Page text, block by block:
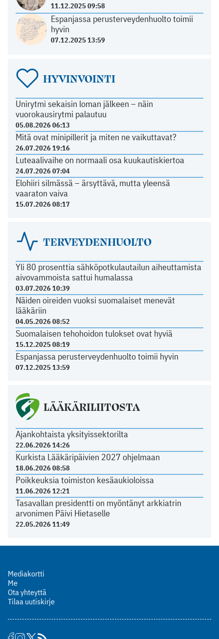
11.12.2025 09:58
Espanjassa perusterveydenhuolto toimii
hyvin
07.12.2025 13:59
HYVINVOINTI
Unirytmi sekaisin loman jälkeen – näin
vuorokausirytmi palautuu
05.08.2026 06:13
Mitä ovat minipillerit ja miten ne vaikuttavat?
26.07.2026 19:16
Luteaalivaihe on normaali osa kuukautiskiertoa
24.07.2026 07:04
Elohiiri silmässä – ärsyttävä, mutta yleensä
vaaraton vaiva
15.07.2026 08:17
TERVEYDENHUOLTO
Yli 80 prosenttia sähköpotkulautailun aiheuttamista
aivovammoista sattui humalassa
03.07.2026 10:39
Näiden oireiden vuoksi suomalaiset menevät
lääkäriin
04.05.2026 08:52
Suomalaisen tehohoidon tulokset ovat hyviä
15.12.2025 08:19
Espanjassa perusterveydenhuolto toimii hyvin
07.12.2025 13:59
LÄÄKÄRILIITOSTA
Ajankohtaista yksityissektorilta
22.06.2026 14:26
Kurkista Lääkäripäivien 2027 ohjelmaan
18.06.2026 08:58
Poikkeuksia toimiston kesäaukioloissa
11.06.2026 12:21
Tasavallan presidentti on myöntänyt arkkiatrin
arvonimen Päivi Hietaselle
22.05.2026 11:49
Mediakortti
Me
Ota yhteyttä
Tilaa uutiskirje